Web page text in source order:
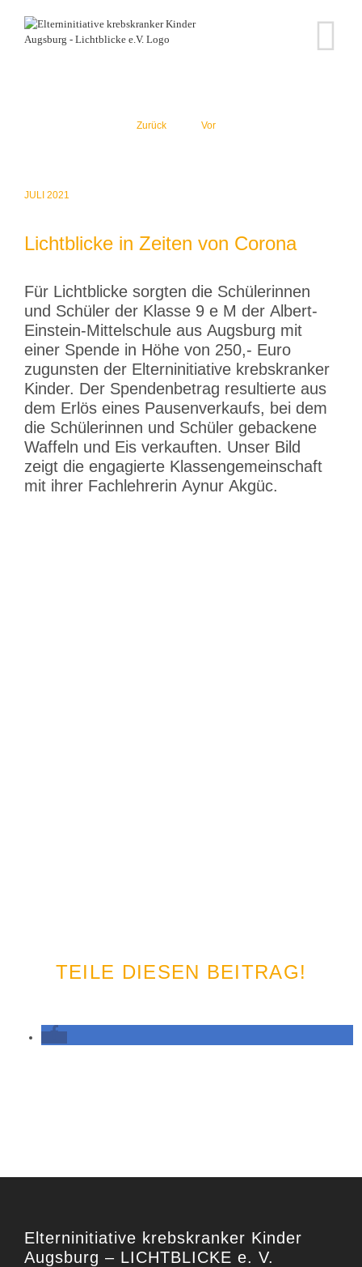
springen
Zurück Vor
JULI 2021
Lichtblicke in Zeiten von Corona
Für Licht­blicke sorgten die Schüle­rinnen
und Schüler der Klasse 9 e M der Albert-
Einstein-Mittel­schule aus Augsburg mit
einer Spende in Höhe von 250,- Euro
zugunsten der Eltern­in­itiative krebs­kranker
Kinder. Der Spenden­betrag resul­tierte aus
dem Erlös eines Pausen­ver­kaufs, bei dem
die Schüle­rinnen und Schüler gebackene
Waffeln und Eis verkauften. Unser Bild
zeigt die engagierte Klassen­ge­mein­schaft
mit ihrer Fachleh­rerin Aynur Akgüc.
TEILE DIESEN BEITRAG!
Eltern­in­itiative krebs­kranker Kinder
Augsburg – LICHTBLICKE e. V.